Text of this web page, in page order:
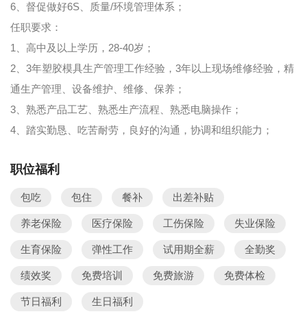
6、督促做好6S、质量/环境管理体系；
任职要求：
1、高中及以上学历，28-40岁；
2、3年塑胶模具生产管理工作经验，3年以上现场维修经验，精
通生产管理、设备维护、维修、保养；
3、熟悉产品工艺、熟悉生产流程、熟悉电脑操作；
4、踏实勤恳、吃苦耐劳，良好的沟通，协调和组织能力；
职位福利
包吃 包住 餐补 出差补贴
养老保险 医疗保险 工伤保险 失业保险
生育保险 弹性工作 试用期全薪 全勤奖
绩效奖 免费培训 免费旅游 免费体检
节日福利 生日福利